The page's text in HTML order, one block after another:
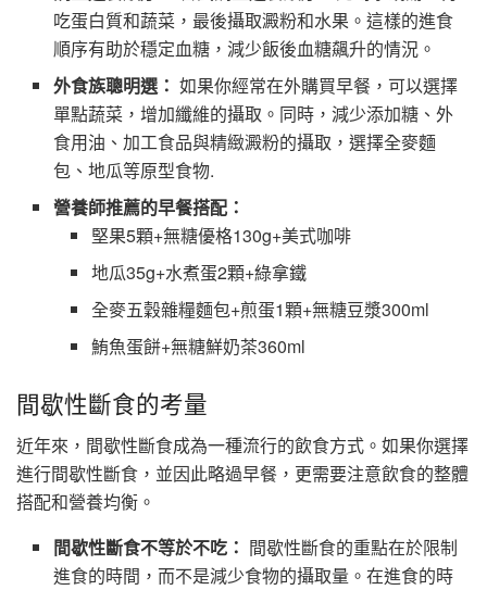
吃蛋白質和蔬菜，最後攝取澱粉和水果。這樣的進食
順序有助於穩定血糖，減少飯後血糖飆升的情況。
外食族聰明選： 如果你經常在外購買早餐，可以選擇
單點蔬菜，增加纖維的攝取。同時，減少添加糖、外
食用油、加工食品與精緻澱粉的攝取，選擇全麥麵
包、地瓜等原型食物.
營養師推薦的早餐搭配：
堅果5顆+無糖優格130g+美式咖啡
地瓜35g+水煮蛋2顆+綠拿鐵
全麥五穀雜糧麵包+煎蛋1顆+無糖豆漿300ml
鮪魚蛋餅+無糖鮮奶茶360ml
間歇性斷食的考量
近年來，間歇性斷食成為一種流行的飲食方式。如果你選擇
進行間歇性斷食，並因此略過早餐，更需要注意飲食的整體
搭配和營養均衡。
間歇性斷食不等於不吃： 間歇性斷食的重點在於限制
進食的時間，而不是減少食物的攝取量。在進食的時